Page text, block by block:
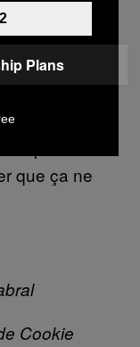
mon
de
à faire.
petite
que ça ne
Cookie
Plans